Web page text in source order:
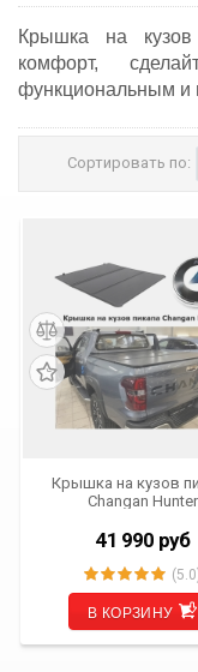
Крышка на
комфорт,
функциональным и
Сортировать по:
Крышка на кузов
Changan Hunter
41 990 руб
В КОРЗИНУ